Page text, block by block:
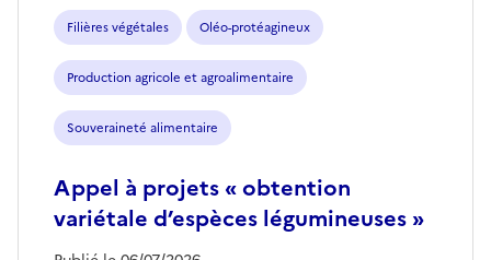
Filières végétales Oléo-protéagineux
Production agricole et agroalimentaire
Souveraineté alimentaire
Appel à projets « obtention
variétale d’espèces légumineuses »